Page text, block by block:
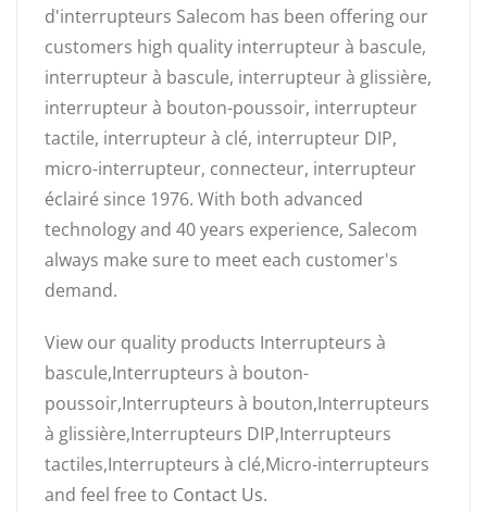
d'interrupteurs Salecom has been offering our
customers high quality interrupteur à bascule,
interrupteur à bascule, interrupteur à glissière,
interrupteur à bouton-poussoir, interrupteur
tactile, interrupteur à clé, interrupteur DIP,
micro-interrupteur, connecteur, interrupteur
éclairé since 1976. With both advanced
technology and 40 years experience, Salecom
always make sure to meet each customer's
demand.
View our quality products Interrupteurs à
bascule,Interrupteurs à bouton-
poussoir,Interrupteurs à bouton,Interrupteurs
à glissière,Interrupteurs DIP,Interrupteurs
tactiles,Interrupteurs à clé,Micro-interrupteurs
and feel free to Contact Us.